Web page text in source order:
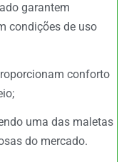
garantem
condições de uso
conforto
uma das maletas
do mercado.